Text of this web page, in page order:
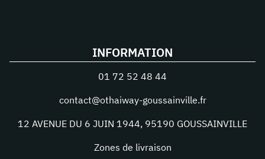
INFORMATION
01 72 52 48 44
contact@othaiway-goussainville.fr
12 AVENUE DU 6 JUIN 1944, 95190 GOUSSAINVILLE
Zones de livraison